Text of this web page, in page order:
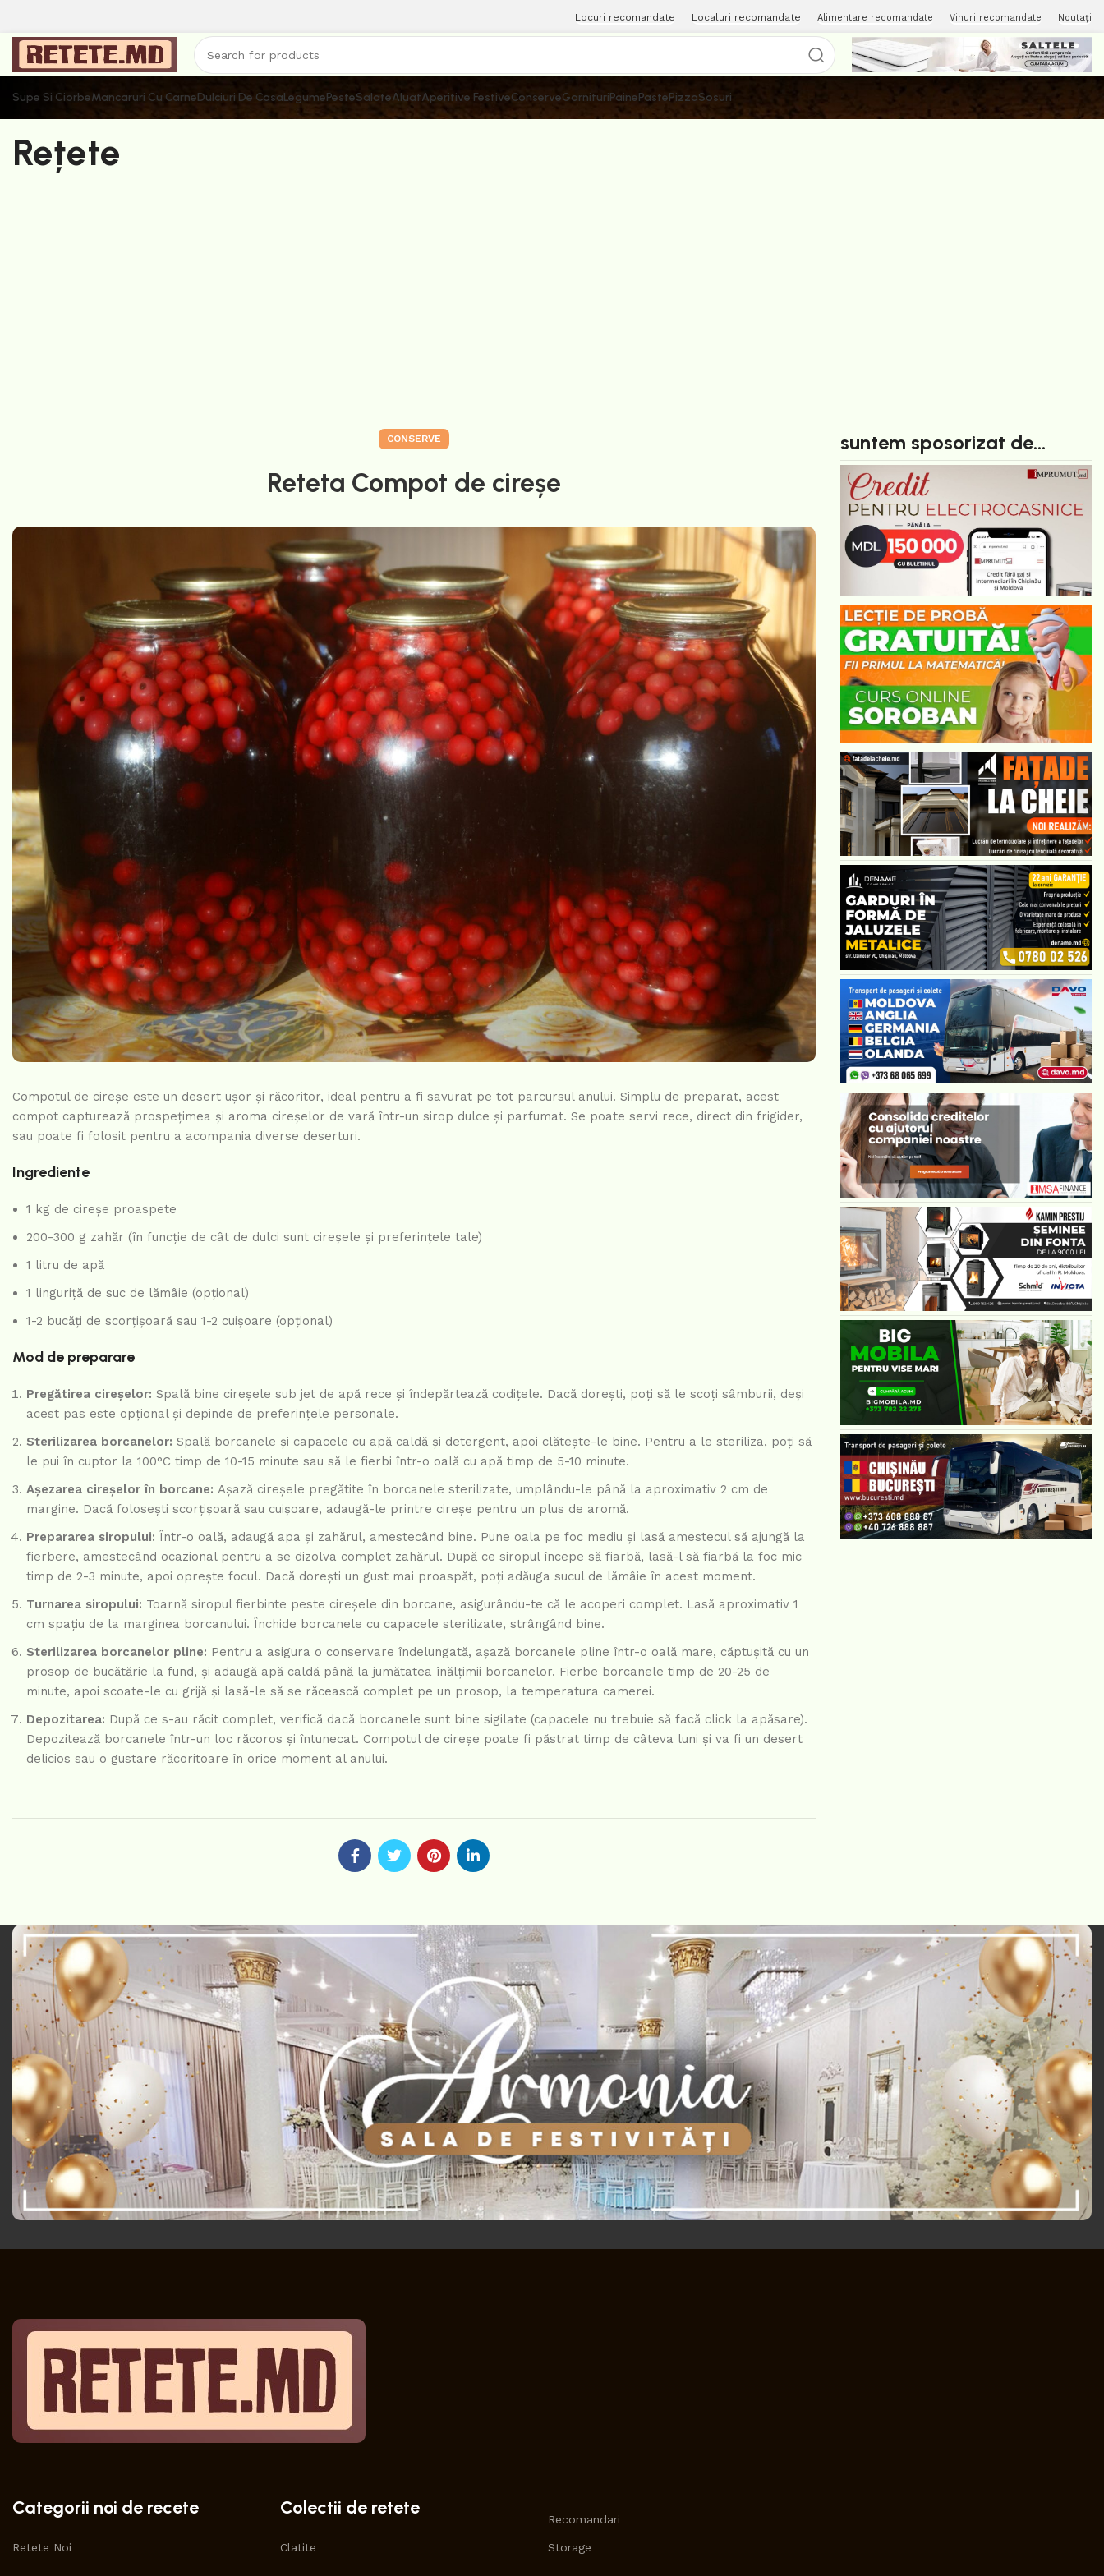
Locuri recomandate Localuri recomandate Alimentare recomandate Vinuri recomandate Noutați
Supe Si CiorbeMancaruri Cu CarneDulciuri De CasaLegumePesteSalateAluatAperitive FestiveConserveGarnituriPainePastePizzaSosuri
Rețete
CONSERVE
Reteta Compot de cireșe
Compotul de cireșe este un desert ușor și răcoritor, ideal pentru a fi savurat pe tot parcursul anului. Simplu de preparat, acest
compot capturează prospețimea și aroma cireșelor de vară într-un sirop dulce și parfumat. Se poate servi rece, direct din frigider,
sau poate fi folosit pentru a acompania diverse deserturi.
Ingrediente
1 kg de cireșe proaspete
200-300 g zahăr (în funcție de cât de dulci sunt cireșele și preferințele tale)
1 litru de apă
1 linguriță de suc de lămâie (opțional)
1-2 bucăți de scorțișoară sau 1-2 cuișoare (opțional)
Mod de preparare
Pregătirea cireșelor: Spală bine cireșele sub jet de apă rece și îndepărtează codițele. Dacă dorești, poți să le scoți sâmburii, deși
acest pas este opțional și depinde de preferințele personale.
Sterilizarea borcanelor: Spală borcanele și capacele cu apă caldă și detergent, apoi clătește-le bine. Pentru a le steriliza, poți să
le pui în cuptor la 100°C timp de 10-15 minute sau să le fierbi într-o oală cu apă timp de 5-10 minute.
Așezarea cireșelor în borcane: Așază cireșele pregătite în borcanele sterilizate, umplându-le până la aproximativ 2 cm de
margine. Dacă folosești scorțișoară sau cuișoare, adaugă-le printre cireșe pentru un plus de aromă.
Prepararea siropului: Într-o oală, adaugă apa și zahărul, amestecând bine. Pune oala pe foc mediu și lasă amestecul să ajungă la
fierbere, amestecând ocazional pentru a se dizolva complet zahărul. După ce siropul începe să fiarbă, lasă-l să fiarbă la foc mic
timp de 2-3 minute, apoi oprește focul. Dacă dorești un gust mai proaspăt, poți adăuga sucul de lămâie în acest moment.
Turnarea siropului: Toarnă siropul fierbinte peste cireșele din borcane, asigurându-te că le acoperi complet. Lasă aproximativ 1
cm spațiu de la marginea borcanului. Închide borcanele cu capacele sterilizate, strângând bine.
Sterilizarea borcanelor pline: Pentru a asigura o conservare îndelungată, așază borcanele pline într-o oală mare, căptușită cu un
prosop de bucătărie la fund, și adaugă apă caldă până la jumătatea înălțimii borcanelor. Fierbe borcanele timp de 20-25 de
minute, apoi scoate-le cu grijă și lasă-le să se răcească complet pe un prosop, la temperatura camerei.
Depozitarea: După ce s-au răcit complet, verifică dacă borcanele sunt bine sigilate (capacele nu trebuie să facă click la apăsare).
Depozitează borcanele într-un loc răcoros și întunecat. Compotul de cireșe poate fi păstrat timp de câteva luni și va fi un desert
delicios sau o gustare răcoritoare în orice moment al anului.
suntem sposorizat de...
Categorii noi de recete
Retete Noi
Colectii de retete
Clatite
Recomandari
Storage